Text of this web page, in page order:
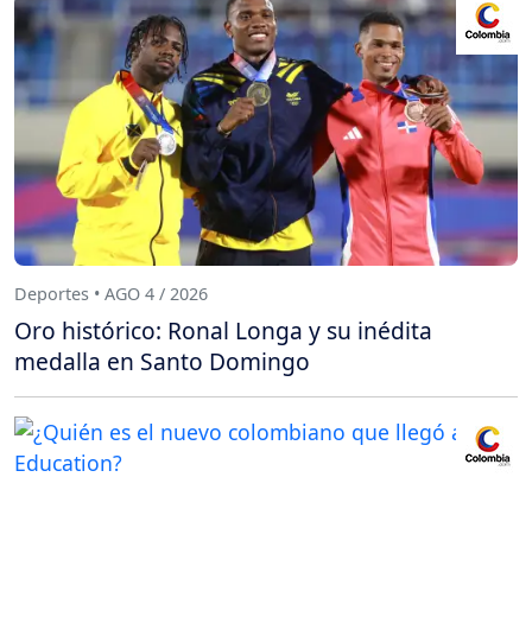
Deportes • AGO 4 / 2026
Oro histórico: Ronal Longa y su inédita
medalla en Santo Domingo